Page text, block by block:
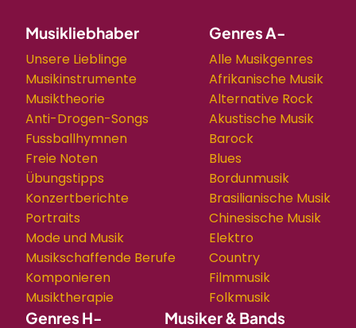
Musikliebhaber
Unsere Lieblinge
Musikinstrumente
Musiktheorie
Anti-Drogen-Songs
Fussballhymnen
Freie Noten
Übungstipps
Konzertberichte
Portraits
Mode und Musik
Musikschaffende Berufe
Komponieren
Musiktherapie
Genres A-
Alle Musikgenres
Afrikanische Musik
Alternative Rock
Akustische Musik
Barock
Blues
Bordunmusik
Brasilianische Musik
Chinesische Musik
Elektro
Country
Filmmusik
Folkmusik
Genres H- Musiker & Bands